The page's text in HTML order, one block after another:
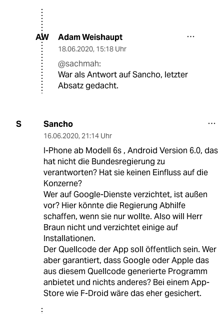
AW Adam Weishaupt
18.06.2020, 15:18 Uhr
@sachmah:
War als Antwort auf Sancho, letzter
Absatz gedacht.
S Sancho
16.06.2020, 21:14 Uhr
I-Phone ab Modell 6s , Android Version 6.0, das
hat nicht die Bundesregierung zu
verantworten? Hat sie keinen Einfluss auf die
Konzerne?
Wer auf Google-Dienste verzichtet, ist außen
vor? Hier könnte die Regierung Abhilfe
schaffen, wenn sie nur wollte. Also will Herr
Braun nicht und verzichtet einige auf
Installationen.
Der Quellcode der App soll öffentlich sein. Wer
aber garantiert, dass Google oder Apple das
aus diesem Quellcode generierte Programm
anbietet und nichts anderes? Bei einem App-
Store wie F-Droid wäre das eher gesichert.